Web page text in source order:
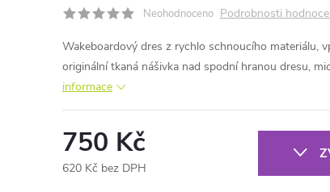
Neohodnoceno Podrobnosti
Wakeboardový dres z rychlo schnoucího materiálu,
originální tkaná nášivka nad spodní hranou dresu,
informace
750 Kč
620 Kč bez DPH